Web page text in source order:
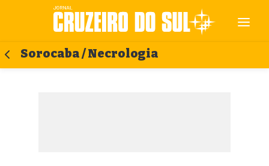
Sorocaba / Necrologia